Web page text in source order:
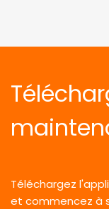
Téléchargez
et commencez à